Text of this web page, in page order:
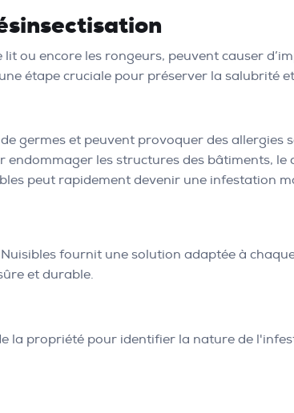
lit ou encore les rongeurs, peuvent causer
étape cruciale pour préserver la salubrité
germes et peuvent provoquer des allergies
endommager les structures des bâtiments, le
peut rapidement devenir une infestation
Nuisibles fournit une solution adaptée à
et durable.
la propriété pour identifier la nature de